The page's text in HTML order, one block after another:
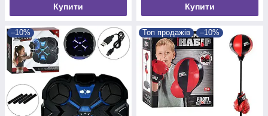
Купити Купити
–10% Топ продажів –10%